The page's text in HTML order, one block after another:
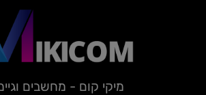
מיקי קום - מחשבים